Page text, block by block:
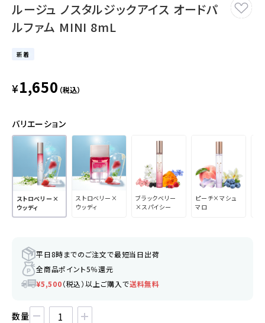
ルージュ ノスタルジックアイス オードパ
ルファム MINI 8mL
新着
¥1,650 （税込）
バリエーション
ストロベリー×
ウッディ
ストロベリー×
ウッディ
ブラックベリー
×スパイシー
ピーチ×マシュ
マロ
平日8時までのご注文で最短当日出荷
全商品ポイント5％還元
¥5,500（税込）以上ご購入で送料無料
数量